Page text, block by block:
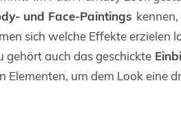
und Face-Paintings
sich welche Effekte erzielen
gehört auch das geschickte
Elementen, um dem Look eine